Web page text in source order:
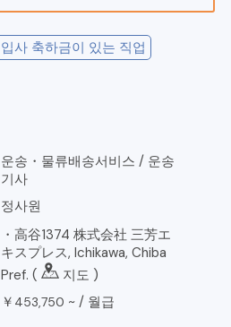
입사 축하금이 있는 직업
운송・물류배송서비스 / 운송
기사
정사원
・高谷1374 株式会社 三芳エ
キスプレス, Ichikawa, Chiba
Pref. (
지도 )
￥ 453,750 ~ / 월급